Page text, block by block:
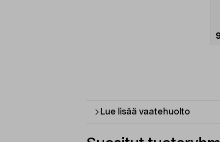
Lue lisää vaatehuolto